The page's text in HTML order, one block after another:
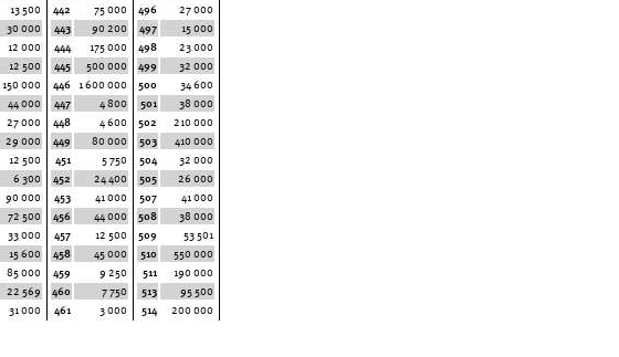
13 500
30 000
12 000
12 500
150 000
44 000
27 000
29 000
12 500
6 300
90 000
72 500
33 000
15 600
85 000
22 569
31 000
442
75 000
443
90 200
444
175 000
445
500 000
446 1 600 000
447
4 800
448
4 600
449
80 000
451
5 750
452
24 400
453
41 000
456
44 000
457
12 500
458
45 000
459
9 250
460
7 750
461
3 000
496
27 000
497
15 000
498
23 000
499
32 000
500
34 600
501
38 000
502
210 000
503
410 000
504
32 000
505
26 000
507
41 000
508
38 000
509
53 501
510
550 000
511
190 000
513
95 500
514
200 000